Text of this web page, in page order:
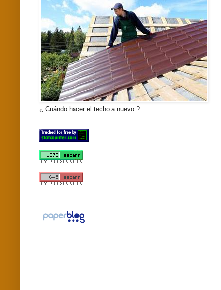
¿ Cuándo hacer el techo a nuevo ?